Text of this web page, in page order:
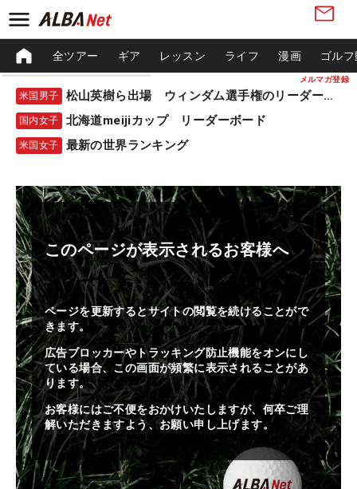
メルマガ登録
全ツアー ギア レッスン ライフ 漫画 ゴル
米国男子 松山英樹ら出場 ウィンダム選手権のリーダーボード
国内女子 北海道meijiカップ リーダーボード
米国女子 最新の世界ランキング
このページが表示されるお客様へ
ページを更新するとサイトの閲覧を続けることがで
きます。
広告ブロッカーやトラッキング防止機能をオンにし
ている場合、この画面が頻繁に表示されることがあ
ります。
お客様にはご不便をおかけいたしますが、何卒ご理
解いただきますよう、お願い申し上げます。